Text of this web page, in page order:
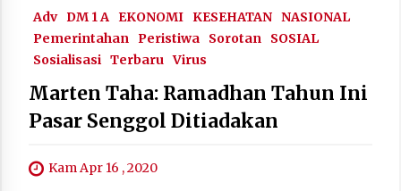
Adv DM 1 A EKONOMI KESEHATAN NASIONAL
Pemerintahan Peristiwa Sorotan
SOSIAL
Sosialisasi Terbaru Virus
Marten Taha: Ramadhan Tahun Ini
Pasar Senggol Ditiadakan
Kam Apr 16 , 2020